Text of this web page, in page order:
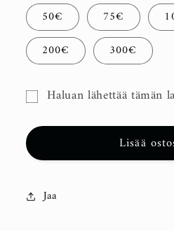
50€
75€
200€
300€
Haluan lähettää tämän
saajalomake
pienennettynä
Lisää
Jaa